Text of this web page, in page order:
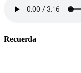
Recuerda